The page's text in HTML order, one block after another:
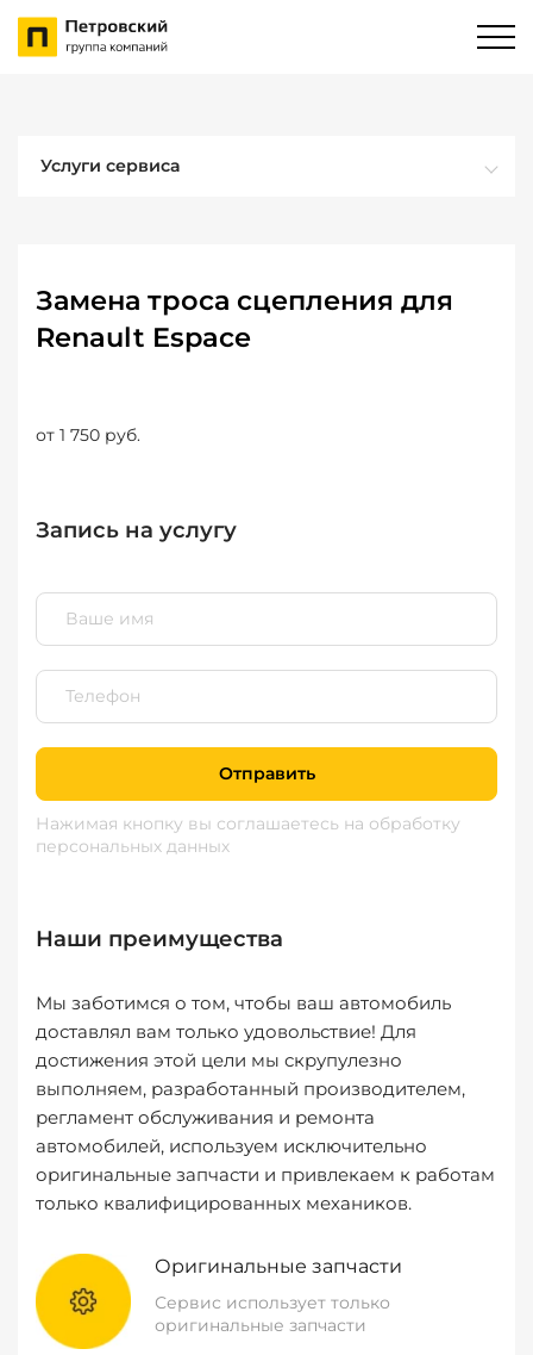
Услуги сервиса
Замена троса сцепления для
Renault Espace
от 1 750 руб.
Запись на услугу
Отправить
Нажимая кнопку вы соглашаетесь на обработку
персональных данных
Наши преимущества
Мы заботимся о том, чтобы ваш автомобиль
доставлял вам только удовольствие! Для
достижения этой цели мы скрупулезно
выполняем, разработанный производителем,
регламент обслуживания и ремонта
автомобилей, используем исключительно
оригинальные запчасти и привлекаем к работам
только квалифицированных механиков.
Оригинальные запчасти
Сервис использует только
оригинальные запчасти